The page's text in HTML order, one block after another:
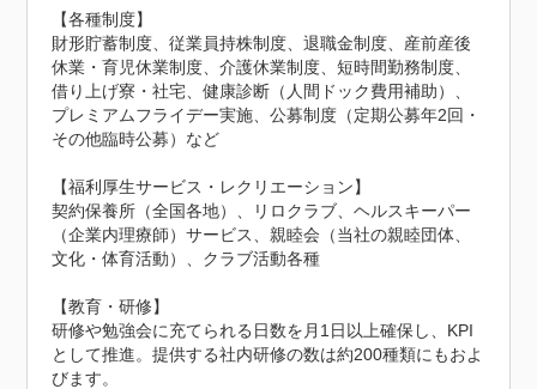
【各種制度】
財形貯蓄制度、従業員持株制度、退職金制度、産前産後
休業・育児休業制度、介護休業制度、短時間勤務制度、
借り上げ寮・社宅、健康診断（人間ドック費用補助）、
プレミアムフライデー実施、公募制度（定期公募年2回・
その他臨時公募）など
【福利厚生サービス・レクリエーション】
契約保養所（全国各地）、リロクラブ、ヘルスキーパー
（企業内理療師）サービス、親睦会（当社の親睦団体、
文化・体育活動）、クラブ活動各種
【教育・研修】
研修や勉強会に充てられる日数を月1日以上確保し、KPI
として推進。提供する社内研修の数は約200種類にもおよ
びます。